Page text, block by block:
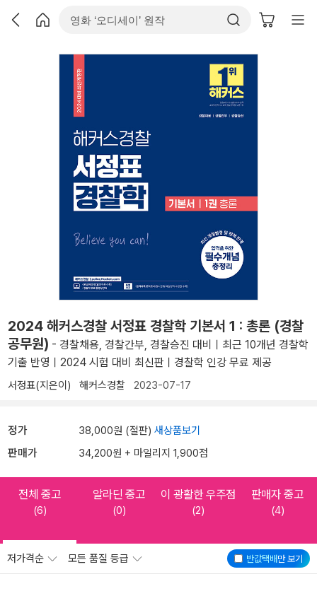
2024 해커스경찰 서정표 경찰학 기본서 1 : 총론 (경찰
공무원) - 경찰채용, 경찰간부, 경찰승진 대비ㅣ최근 10개년 경찰학
기출 반영ㅣ2024 시험 대비 최신판ㅣ경찰학 인강 무료 제공
서정표(지은이) 해커스경찰 2023-07-17
정가 38,000원 (절판) 새상품보기
판매가 34,200원 + 마일리지 1,900점
전체 중고
(6)
알라딘 중고
(0)
이 광활한 우주점
(2)
판매자 중고
(4)
반값택배만 보기
저가격순 모든 품질 등급